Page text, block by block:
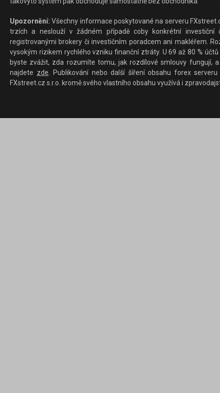
Upozornění: Všechny informace poskytované na serveru
trzích a neslouží v žádném případě coby konkrétní investiční
registrovanými brokery či investičním poradcem ani makléřem.
vysokým rizikem rychlého vzniku finanční ztráty. U 69 až 80 %
byste zvážit, zda rozumíte tomu, jak rozdílové smlouvy fungují,
najdete zde. Publikování nebo další šíření obsahu forex
FXstreet.cz s.r.o. kromě svého vlastního obsahu využívá i